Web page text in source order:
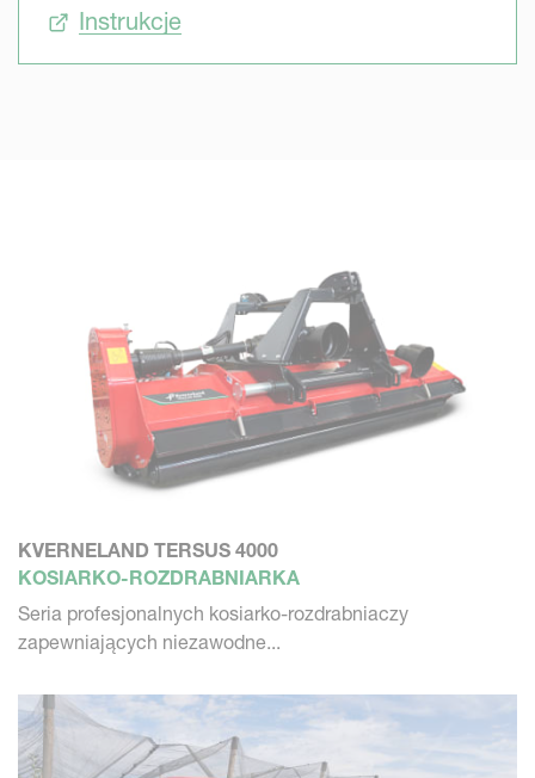
Instrukcje
KVERNELAND TERSUS 4000
KOSIARKO-ROZDRABNIARKA
Seria profesjonalnych kosiarko-rozdrabniaczy
zapewniających niezawodne...